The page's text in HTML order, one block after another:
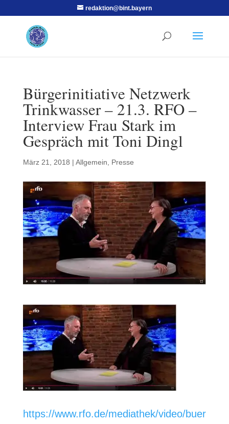
redaktion@bint.bayern
Bürgerinitiative Netzwerk
Trinkwasser – 21.3. RFO –
Interview Frau Stark im
Gespräch mit Toni Dingl
März 21, 2018 | Allgemein Presse
https://www.rfo.de/mediathek/video/buer